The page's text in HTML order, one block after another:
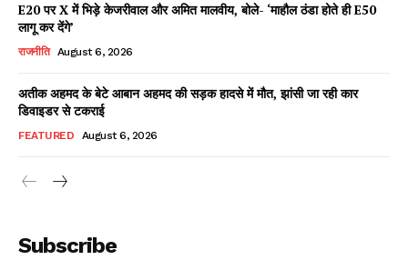
Facebook
Read Latest News on AIN
NEWS 1 App
E20 पर X में भिड़े केजरीवाल और अमित मालवीय, बोले- ‘माहौल ठंडा होते ही E50
लागू कर देंगे’
राजनीति August 6, 2026
अतीक अहमद के बेटे आबान अहमद की सड़क हादसे में मौत, झांसी जा रही कार
डिवाइडर से टकराई
FEATURED August 6, 2026
Subscribe